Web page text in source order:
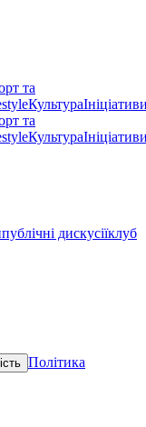
та
Культура
та
Культура
публічні дискусіїклуб
Політика